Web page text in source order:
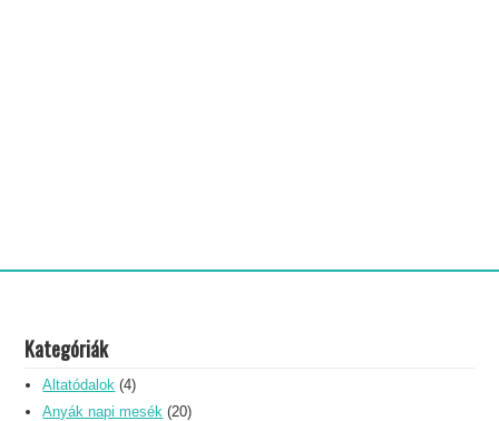
Kategóriák
Altatódalok (4)
Anyák napi mesék (20)